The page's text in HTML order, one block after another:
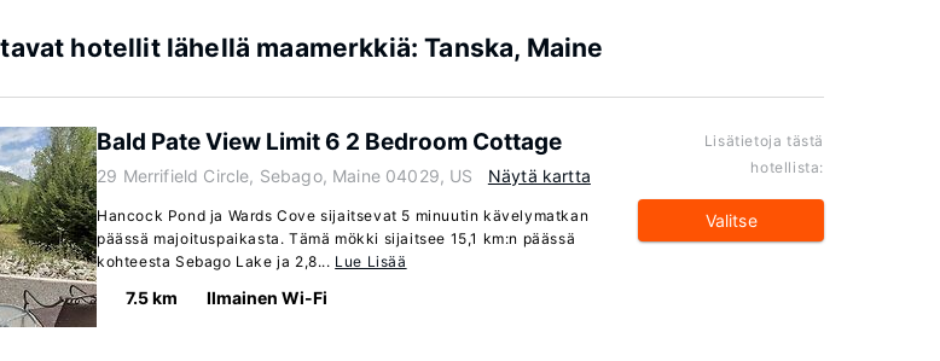
hotellit lähellä maamerkkiä: Tanska, Maine
Bald Pate View Limit 6 2 Bedroom Cottage
29 Merrifield Circle, Sebago, Maine 04029, US Näytä kartta
Hancock Pond ja Wards Cove sijaitsevat 5 minuutin kävelymatkan
päässä majoituspaikasta. Tämä mökki sijaitsee 15,1 km:n päässä
kohteesta Sebago Lake ja 2,8... Lue Lisää
7.5 km Ilmainen Wi-Fi
Lisätietoja tästä
hotellista:
Valitse